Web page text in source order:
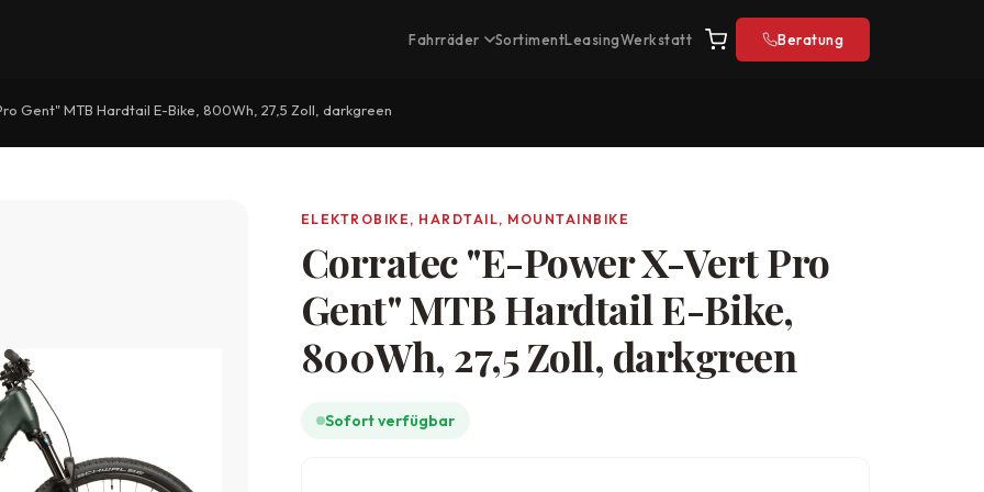
Fahrräder SortimentLeasingWerkstatt Beratung
Gent" MTB Hardtail E-Bike, 800Wh, 27,5 Zoll, darkgreen
ELEKTROBIKE, HARDTAIL, MOUNTAINBIKE
Corratec "E-Power X-Vert Pro
Gent" MTB Hardtail E-Bike,
800Wh, 27,5 Zoll, darkgreen
Sofort verfügbar